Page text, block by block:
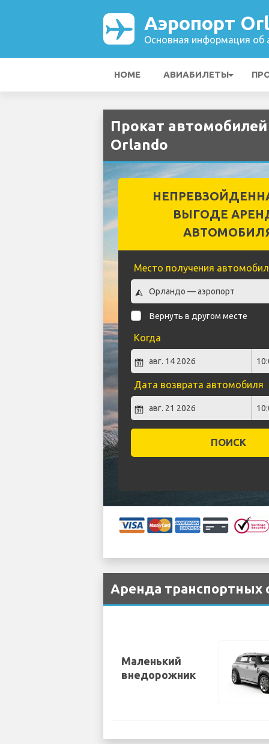
Аэропорт
Основная информация об
HOME АВИАБИЛЕТЫ
Прокат
Orlando
ВЫГОДЕ
Место получения
Вернуть в другом месте
Когда
Дата возврата автомобиля
ПОИСК
Аренда транспортных
Маленький
внедорожник